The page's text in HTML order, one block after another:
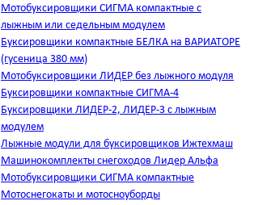
Мотобуксировщики СИГМА компактные с
лыжным или седельным модулем
Буксировщики компактные БЕЛКА на ВАРИАТОРЕ
(гусеница 380 мм)
Мотобуксировщики ЛИДЕР без лыжного модуля
Буксировщики компактные СИГМА-4
Буксировщики ЛИДЕР-2, ЛИДЕР-3 c лыжным
модулем
Лыжные модули для буксировщиков Ижтехмаш
Машинокомплекты снегоходов Лидер Альфа
Мотобуксировщики СИГМА компактные
Мотоснегокаты и мотосноуборды